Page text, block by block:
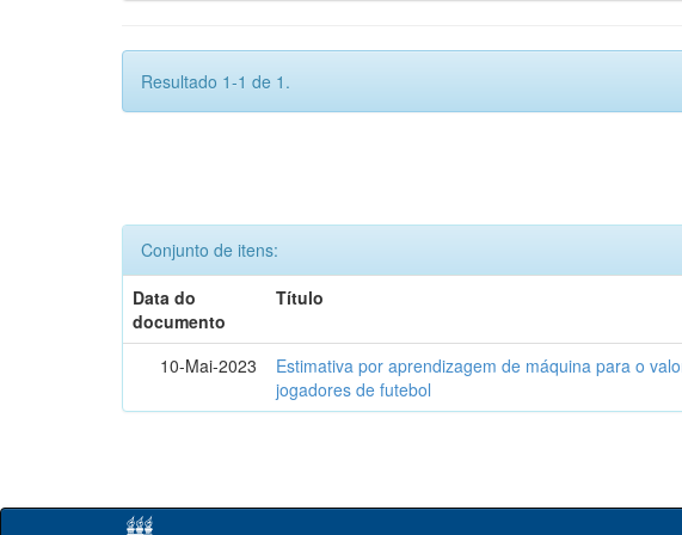
Resultado 1-1 de 1.
Conjunto de itens:
Data do
documento
Título
10-Mai-2023
Estimativa por aprendizagem de máquina para o
jogadores de futebol